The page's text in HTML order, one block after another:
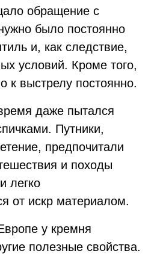
обращение с
было постоянно
и, как следствие,
условий. Кроме того,
к выстрелу постоянно.
даже пытался
Путники,
предпочитали
и походы
легко
от искр материалом.
у кремня
полезные свойства.